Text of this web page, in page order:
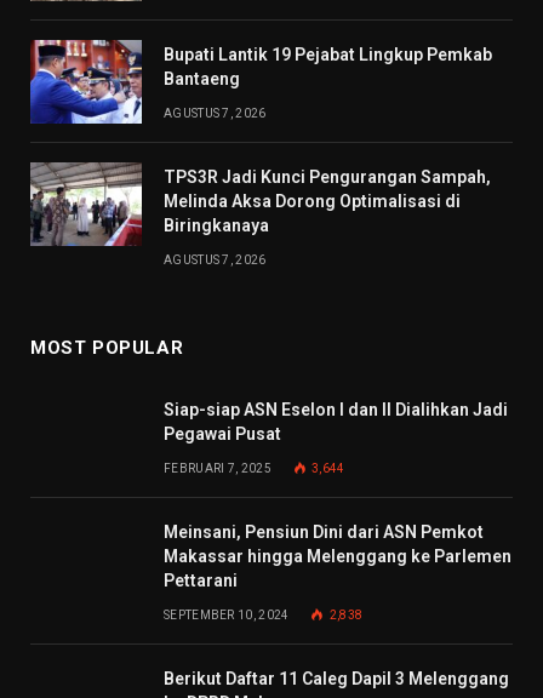
Bupati Lantik 19 Pejabat Lingkup Pemkab
Bantaeng
AGUSTUS 7, 2026
TPS3R Jadi Kunci Pengurangan Sampah,
Melinda Aksa Dorong Optimalisasi di
Biringkanaya
AGUSTUS 7, 2026
MOST POPULAR
Siap-siap ASN Eselon I dan II Dialihkan Jadi
Pegawai Pusat
FEBRUARI 7, 2025 3,644
Meinsani, Pensiun Dini dari ASN Pemkot
Makassar hingga Melenggang ke Parlemen
Pettarani
SEPTEMBER 10, 2024 2,838
Berikut Daftar 11 Caleg Dapil 3 Melenggang